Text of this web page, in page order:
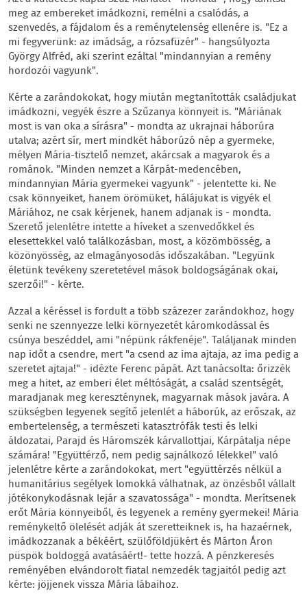
meg az embereket imádkozni, remélni a csalódás, a
szenvedés, a fájdalom és a reménytelenség ellenére is. "Ez a
mi fegyverünk: az imádság, a rózsafüzér" - hangsúlyozta
György Alfréd, aki szerint ezáltal "mindannyian a remény
hordozói vagyunk".
Kérte a zarándokokat, hogy miután megtanították családjukat
imádkozni, vegyék észre a Szűzanya könnyeit is. "Máriának
most is van oka a sírásra" - mondta az ukrajnai háborúra
utalva; azért sír, mert mindkét háborúzó nép a gyermeke,
mélyen Mária-tisztelő nemzet, akárcsak a magyarok és a
románok. "Minden nemzet a Kárpát-medencében,
mindannyian Mária gyermekei vagyunk" - jelentette ki. Ne
csak könnyeiket, hanem örömüket, hálájukat is vigyék el
Máriához, ne csak kérjenek, hanem adjanak is - mondta.
Szerető jelenlétre intette a híveket a szenvedőkkel és
elesettekkel való találkozásban, most, a közömbösség, a
közönyösség, az elmagányosodás időszakában. "Legyünk
életünk tevékeny szeretetével mások boldogságának okai,
szerzői!" - kérte.
Azzal a kéréssel is fordult a több százezer zarándokhoz, hogy
senki ne szennyezze lelki környezetét káromkodással és
csúnya beszéddel, ami "népünk rákfenéje". Találjanak minden
nap időt a csendre, mert "a csend az ima ajtaja, az ima pedig a
szeretet ajtaja!" - idézte Ferenc pápát. Azt tanácsolta: őrizzék
meg a hitet, az emberi élet méltóságát, a család szentségét,
maradjanak meg kereszténynek, magyarnak mások javára. A
szükségben legyenek segítő jelenlét a háborúk, az erőszak, az
embertelenség, a természeti katasztrófák testi és lelki
áldozatai, Parajd és Háromszék kárvallottjai, Kárpátalja népe
számára! "Együttérző, nem pedig sajnálkozó lélekkel" való
jelenlétre kérte a zarándokokat, mert "együttérzés nélkül a
humanitárius segélyek lomokká válhatnak, az önzésből vállalt
jótékonykodásnak lejár a szavatossága" - mondta. Merítsenek
erőt Mária könnyeiből, és legyenek a remény gyermekei! Mária
reménykeltő ölelését adják át szeretteiknek is, ha hazaérnek,
imádkozzanak a békéért, szülőföldjükért és Márton Áron
püspök boldoggá avatásáért!- tette hozzá. A pénzkeresés
reményében elvándorolt fiatal nemzedék tagjaitól pedig azt
kérte: jöjjenek vissza Mária lábaihoz.